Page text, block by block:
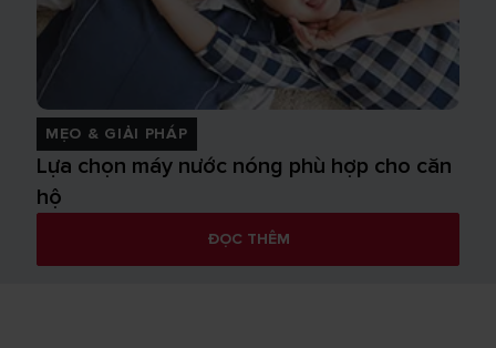
MẸO & GIẢI PHÁP
Lựa chọn máy nước nóng phù hợp cho căn
hộ
ĐỌC THÊM